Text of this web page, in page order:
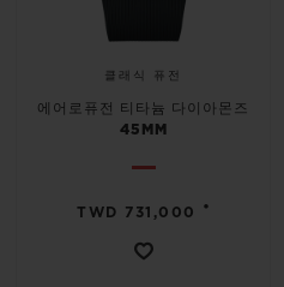
클래식 퓨전
에어로퓨전 티타늄 다이아몬즈
45MM
TWD 731,000 •